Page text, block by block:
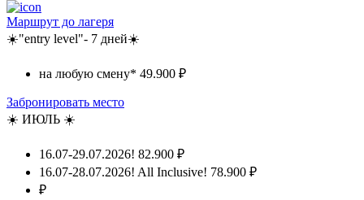
Маршрут до лагеря
☀️"entry level"- 7 дней☀️
на любую смену* 49.900 ₽
Забронировать место
☀️ ИЮЛЬ ☀️
16.07-29.07.2026! 82.900 ₽
16.07-28.07.2026! All Inclusive! 78.900 ₽
₽